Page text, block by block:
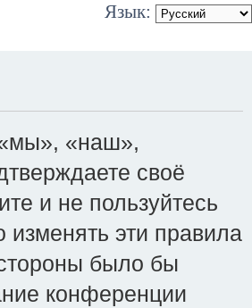
Язык:
«наш»,
своё
и не пользуйтесь
эти правила
было бы
конференции